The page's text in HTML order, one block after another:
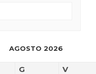
AGOSTO 2026
G V